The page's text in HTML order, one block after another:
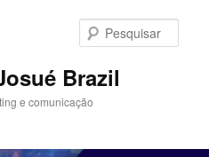
Brazil
e comunicação